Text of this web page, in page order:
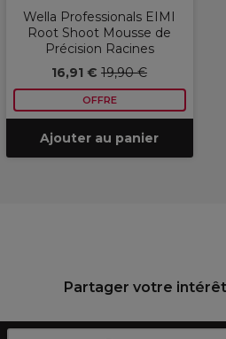
Wella Professionals EIMI
Root Shoot Mousse de
Précision Racines
16,91 € 19,90 €
OFFRE
Ajouter au panier
Partager votre